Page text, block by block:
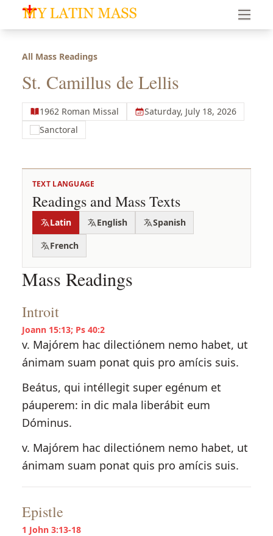
My Latin Mass - Traditional Latin Mass of South Florida
All Mass Readings
St. Camillus de Lellis
1962 Roman Missal
Saturday, July 18, 2026
Sanctoral
TEXT LANGUAGE
Readings and Mass Texts
Latin English
Spanish
French
Mass Readings
Introit
Joann 15:13; Ps 40:2
v. Majórem hac dilectiónem nemo habet, ut
ánimam suam ponat quis pro amícis suis.
Beátus, qui intéllegit super egénum et
páuperem: in dic mala liberábit eum
Dóminus.
v. Majórem hac dilectiónem nemo habet, ut
ánimam suam ponat quis pro amícis suis.
Epistle
1 John 3:13-18